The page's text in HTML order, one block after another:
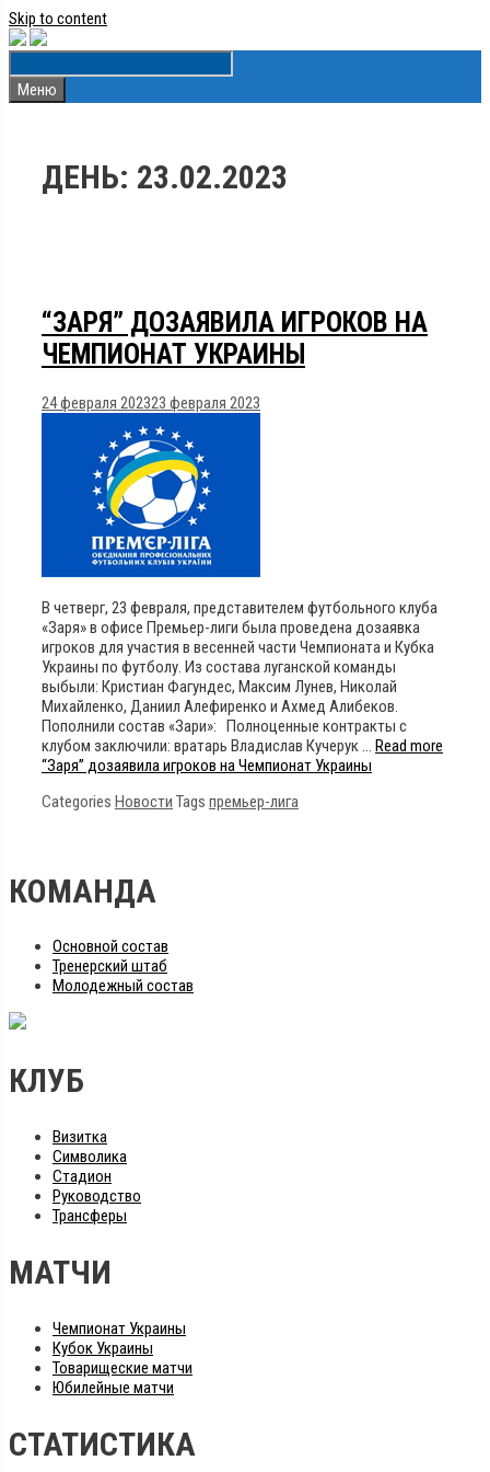
Skip to content
Меню
ДЕНЬ: 23.02.2023
“ЗАРЯ” ДОЗАЯВИЛА ИГРОКОВ НА
ЧЕМПИОНАТ УКРАИНЫ
24 февраля 202323 февраля 2023
В четверг, 23 февраля, представителем футбольного клуба
«Заря» в офисе Премьер-лиги была проведена дозаявка
игроков для участия в весенней части Чемпионата и Кубка
Украины по футболу. Из состава луганской команды
выбыли: Кристиан Фагундес, Максим Лунев, Николай
Михайленко, Даниил Алефиренко и Ахмед Алибеков.
Пополнили состав «Зари»: Полноценные контракты с
клубом заключили: вратарь Владислав Кучерук … Read more
“Заря” дозаявила игроков на Чемпионат Украины
Categories Новости Tags премьер-лига
КОМАНДА
Основной состав
Тренерский штаб
Молодежный состав
КЛУБ
Визитка
Символика
Стадион
Руководство
Трансферы
МАТЧИ
Чемпионат Украины
Кубок Украины
Товарищеские матчи
Юбилейные матчи
СТАТИСТИКА